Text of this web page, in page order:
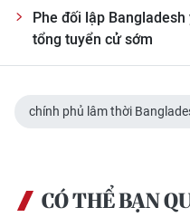
Infographic
TIN MỚI
TIN ĐỊA PHƯƠNG
Đồng bằng sông Hồng
Phe đối lập
tổng tuyển cử sớm
chính phủ lâm thời
CÓ THỂ BẠN